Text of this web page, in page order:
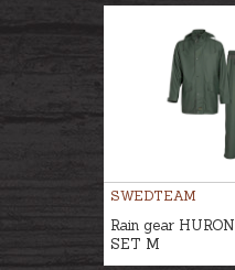
SWEDTEAM
Rain gear HURON
SET M